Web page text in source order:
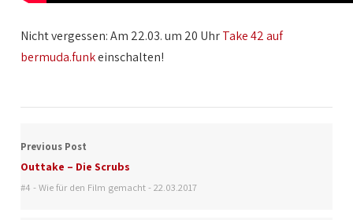
Nicht vergessen: Am 22.03. um 20 UhrTake 42 auf
bermuda.funkeinschalten!
Previous Post
Outtake – Die Scrubs
#4 - Wie für den Film gemacht - 22.03.2017